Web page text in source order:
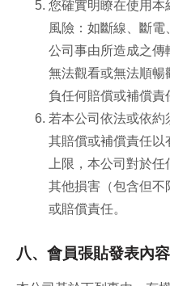
您確實明瞭在使用本
風險：如斷線、斷
公司事由所造成之傳
無法觀看或無法順暢
負任何賠償或補償責
若本公司依法或依約
其賠償或補償責任以
上限，本公司對於
其他損害（包含但不
或賠償責任。
八、會員張貼發表內